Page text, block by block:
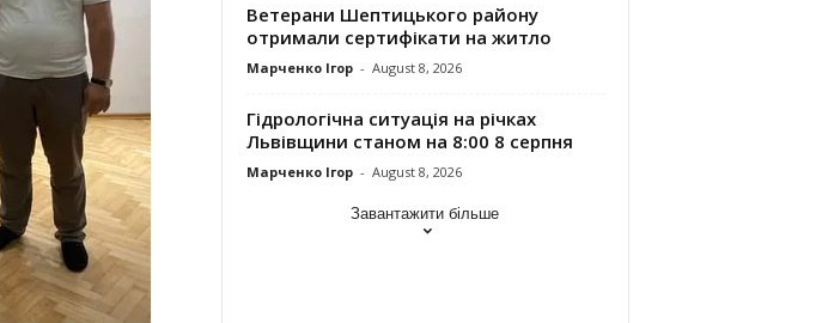
Ветерани Шептицького району
отримали сертифікати на житло
Марченко Ігор - August 8, 2026
Гідрологічна ситуація на річках
Львівщини станом на 8:00 8 серпня
Марченко Ігор - August 8, 2026
Завантажити більше